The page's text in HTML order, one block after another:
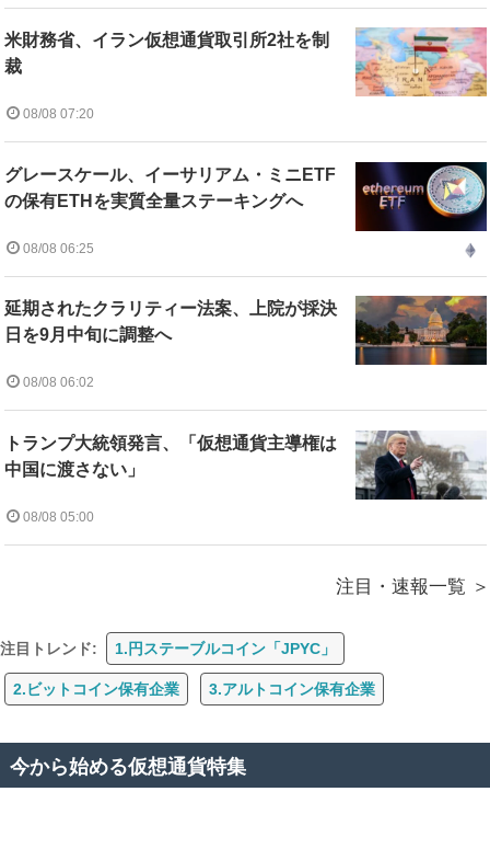
米財務省、イラン仮想通貨取引所2社を制
裁
08/08 07:20
グレースケール、イーサリアム・ミニETF
の保有ETHを実質全量ステーキングへ
08/08 06:25
延期されたクラリティー法案、上院が採決
日を9月中旬に調整へ
08/08 06:02
トランプ大統領発言、「仮想通貨主導権は
中国に渡さない」
08/08 05:00
注目・速報一覧
注目トレンド: 1.円ステーブルコイン「JPYC」
2.ビットコイン保有企業 3.アルトコイン保有企業
今から始める仮想通貨特集